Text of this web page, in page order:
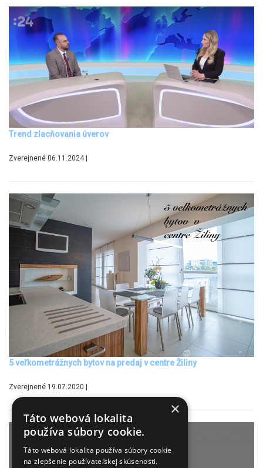
Trend zlacňovania úverov
Zverejnené 06.11.2024 |
5 veľkometrážnych bytov na predaj v centre Žiliny
Zverejnené 19.07.2020 |
×
Táto webová lokalita
používa súbory cookie.
Táto webová lokalita používa súbory cookie
na zlepšenie používateľskej skúsenosti.